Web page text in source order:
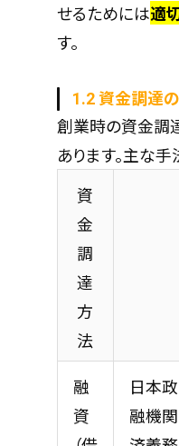
せるためには適
す。
1.2 資金調達
創業時の資金調
あります。主な
資
金
調
達
方
法
融
資
日本
融機